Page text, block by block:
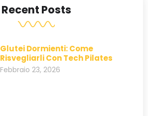
Recent Posts
Glutei Dormienti: Come
Risvegliarli Con Tech Pilates
Febbraio 23, 2026